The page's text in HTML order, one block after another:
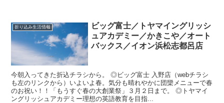
折り込み生活情報
ビッグ富士／トヤマイングリッシ
ュアカデミー／かきこや／オート
バックス／イオン浜松志都呂店
今朝入ってきた折込チラシから。 ◎ビッグ富士 入野店（webチラシ
も左のリンクから）いよいよ春。気分も晴れやかに団欒メニューで春
のお祝い！！「もうすぐ春の大創業祭」３月２日まで。 ◎トヤマイ
ングリッシュアカデミー理想の英語教育を目指...